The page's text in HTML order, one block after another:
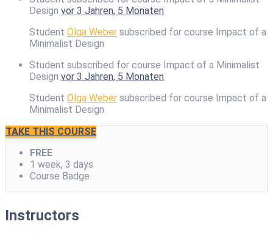
Design vor 3 Jahren, 5 Monaten
Student Olga Weber subscribed for course Impact of a
Minimalist Design
Student subscribed for course Impact of a Minimalist
Design vor 3 Jahren, 5 Monaten
Student Olga Weber subscribed for course Impact of a
Minimalist Design
TAKE THIS COURSE
FREE
1 week, 3 days
Course Badge
Instructors